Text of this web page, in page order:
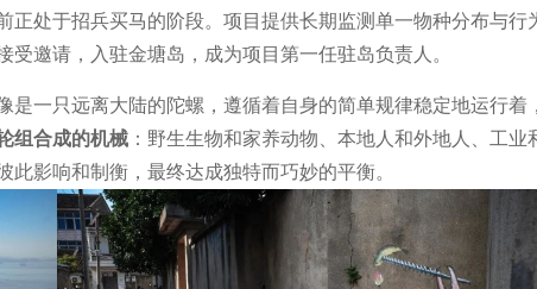
正处于招兵买马的阶段。项目提供长期监测单一物种分布与行
邀请，入驻金塘岛，成为项目第一任驻岛负责人。
是一只远离大陆的陀螺，遵循着自身的简单规律稳定地运行着
组合成的机械 ：野生生物和家养动物、本地人和外地人、工业
影响和制衡，最终达成独特而巧妙的平衡。